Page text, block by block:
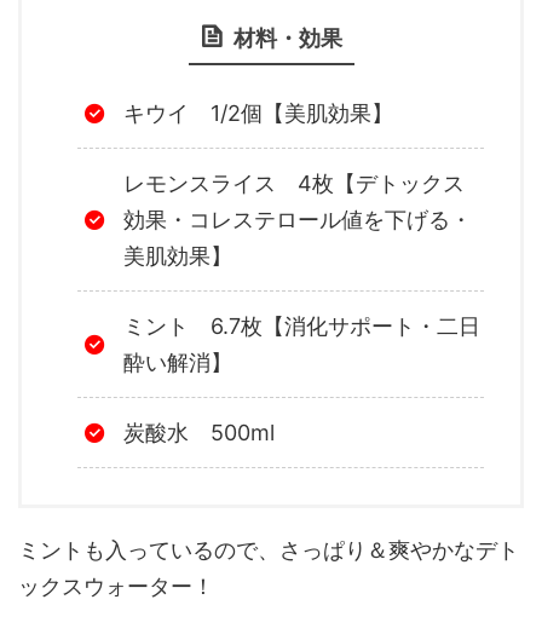
材料・効果
キウイ 1/2個【美肌効果】
レモンスライス 4枚【デトックス
効果・コレステロール値を下げる・
美肌効果】
ミント 6.7枚【消化サポート・二日
酔い解消】
炭酸水 500ml
ミントも入っているので、さっぱり＆爽やかなデト
ックスウォーター！